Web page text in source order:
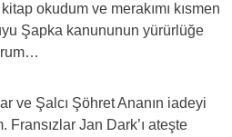
okudum ve merakımı kısmen
Şapka kanununun yürürlüğe
ve Şalcı Şöhret Ananın iadeyi
Jan Dark’ı ateşte